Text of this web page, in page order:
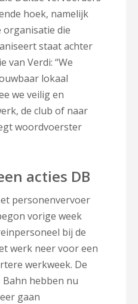
hoek, namelijk
organisatie die
staat achter
van Verdi: “We
lokaal
we veilig en
de club of naar
woordvoerster
acties DB
personenvervoer
vorige week
bij de
werk neer voor een
werkweek. De
hebben nu
gaan